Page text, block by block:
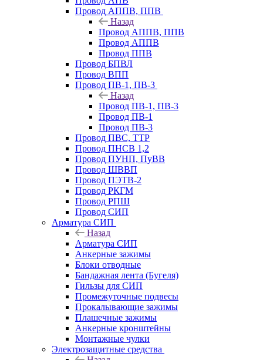
Провод АППВ, ППВ
Назад
Провод АППВ, ППВ
Провод АППВ
Провод ППВ
Провод БПВЛ
Провод ВПП
Провод ПВ-1, ПВ-3
Назад
Провод ПВ-1, ПВ-3
Провод ПВ-1
Провод ПВ-3
Провод ПВС, ТТР
Провод ПНСВ 1,2
Провод ПУНП, ПуВВ
Провод ШВВП
Провод ПЭТВ-2
Провод РКГМ
Провод РПШ
Провод СИП
Арматура СИП
Назад
Арматура СИП
Анкерные зажимы
Блоки отводные
Бандажная лента (Бугеля)
Гильзы для СИП
Промежуточные подвесы
Прокалывающие зажимы
Плашечные зажимы
Анкерные кронштейны
Монтажные чулки
Электрозащитные средства